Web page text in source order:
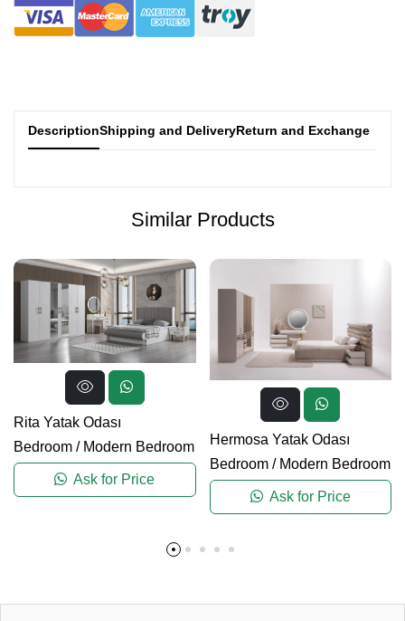
DescriptionShipping and DeliveryReturn and Exchange
Similar Products
Rita Yatak Odası
Bedroom / Modern Bedroom
Ask for Price
Hermosa Yatak Odası
Bedroom/ Modern Bedroom
Ask for Price